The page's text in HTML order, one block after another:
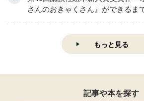
さんのおきゃくさん』ができる
もっと見る
記事や本を探す